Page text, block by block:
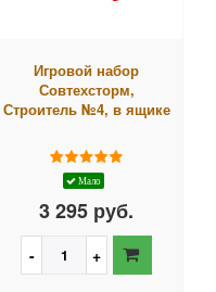
Игровой набор
Совтехсторм,
Строитель №4, в ящике
Мало
3 295 руб.